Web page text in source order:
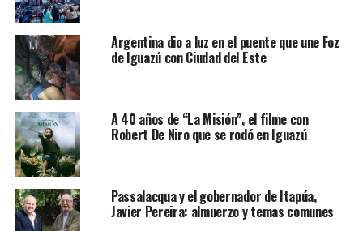
Argentina dio a luz en el puente que une Foz
de Iguazú con Ciudad del Este
A 40 años de “La Misión”, el filme con
Robert De Niro que se rodó en Iguazú
Passalacqua y el gobernador de Itapúa,
Javier Pereira: almuerzo y temas comunes